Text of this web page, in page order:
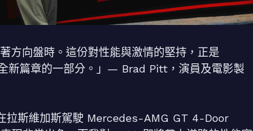
方向盤時。這份對性能與激情的堅持，正是
新篇章的一部分。」— Brad Pitt，演員及電影製
拉斯維加斯駕駛 Mercedes-AMG GT 4-Door